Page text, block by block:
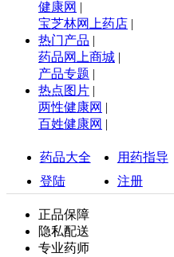
健康网 |
宝芝林网上药店 |
热门产品 |
药品网上商城 |
产品专题 |
热点图片 |
两性健康网 |
百姓健康网 |
药品大全 用药指导
登陆
注册
正品保障
隐私配送
专业药师